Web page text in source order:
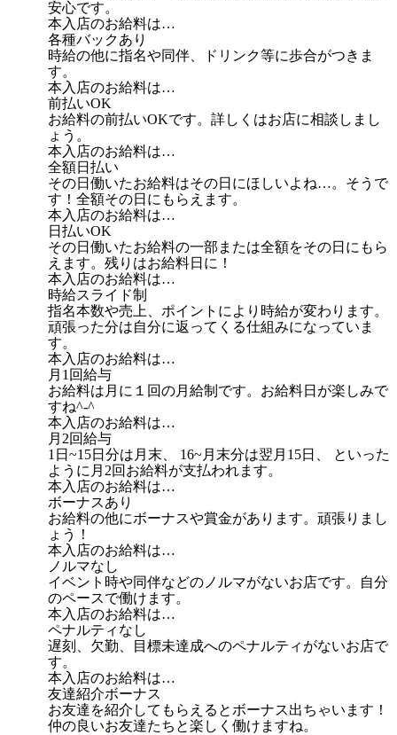
安心です。
本入店のお給料は…
各種バックあり
時給の他に指名や同伴、ドリンク等に歩合がつきま
す。
本入店のお給料は…
前払いOK
お給料の前払いOKです。詳しくはお店に相談しまし
ょう。
本入店のお給料は…
全額日払い
その日働いたお給料はその日にほしいよね…。そうで
す！全額その日にもらえます。
本入店のお給料は…
日払いOK
その日働いたお給料の一部または全額をその日にもら
えます。残りはお給料日に！
本入店のお給料は…
時給スライド制
指名本数や売上、ポイントにより時給が変わります。
頑張った分は自分に返ってくる仕組みになっていま
す。
本入店のお給料は…
月1回給与
お給料は月に１回の月給制です。お給料日が楽しみで
すね^-^
本入店のお給料は…
月2回給与
1日~15日分は月末、 16~月末分は翌月15日、 といった
ように月2回お給料が支払われます。
本入店のお給料は…
ボーナスあり
お給料の他にボーナスや賞金があります。頑張りまし
ょう！
本入店のお給料は…
ノルマなし
イベント時や同伴などのノルマがないお店です。自分
のペースで働けます。
本入店のお給料は…
ペナルティなし
遅刻、欠勤、目標未達成へのペナルティがないお店で
す。
本入店のお給料は…
友達紹介ボーナス
お友達を紹介してもらえるとボーナス出ちゃいます！
仲の良いお友達たちと楽しく働けますね。